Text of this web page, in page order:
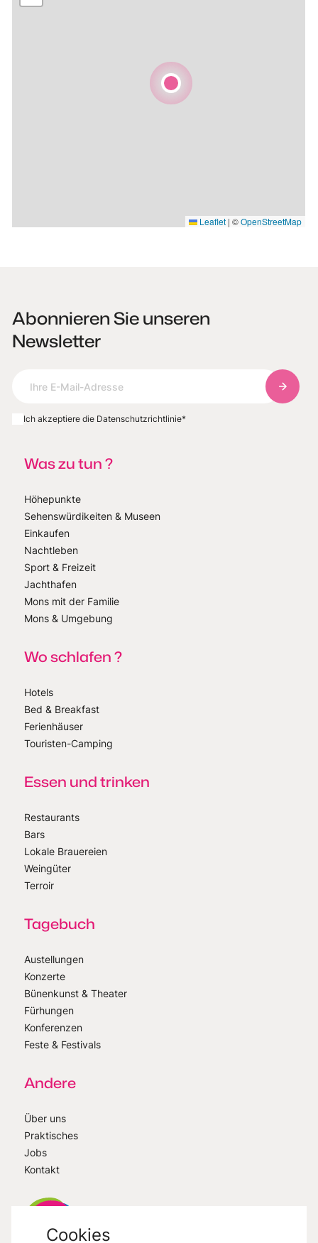
Leaflet | ©OpenStreetMap
Abonnieren Sie unseren
Newsletter
Ich akzeptiere die Datenschutzrichtlinie*
Was zu tun ?
Höhepunkte
Sehenswürdikeiten & Museen
Einkaufen
Nachtleben
Sport & Freizeit
Jachthafen
Mons mit der Familie
Mons & Umgebung
Wo schlafen ?
Hotels
Bed & Breakfast
Ferienhäuser
Touristen-Camping
Essen und trinken
Restaurants
Bars
Lokale Brauereien
Weingüter
Terroir
Tagebuch
Austellungen
Konzerte
Bünenkunst & Theater
Fürhungen
Konferenzen
Feste & Festivals
Andere
Über uns
Praktisches
Jobs
Kontakt
Cookies